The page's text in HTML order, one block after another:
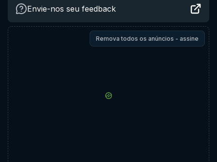
Envie-nos seu feedback
Remova todos os anúncios - assine